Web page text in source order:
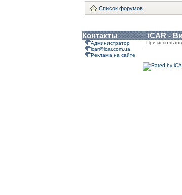
Список форумов
Контакты iCAR -
Администратор
icar@icar.com.ua
Реклама на сайте
При